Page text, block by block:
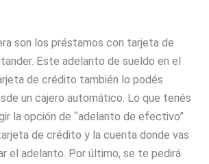
son los préstamos con tarjeta de
Este adelanto de sueldo en el
de crédito también lo podés
un cajero automático. Lo que tenés
la opción de “adelanto de efectivo”
de crédito y la cuenta donde vas
el adelanto. Por último, se te pedirá